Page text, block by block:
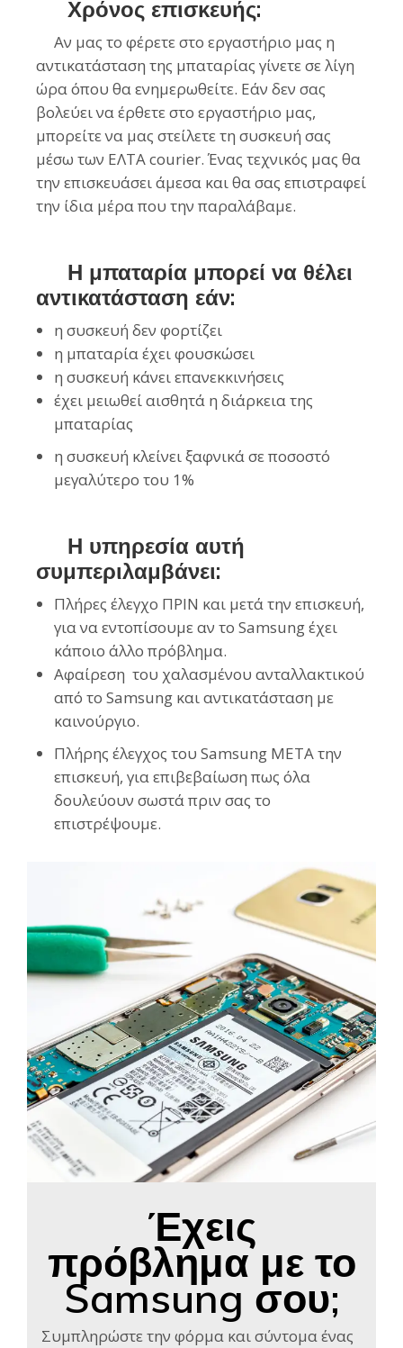
Χρόνος επισκευής:
Αν μας το φέρετε στο εργαστήριο μας η
αντικατάσταση της μπαταρίας γίνετε σε λίγη
ώρα όπου θα ενημερωθείτε. Εάν δεν σας
βολεύει να έρθετε στο εργαστήριο μας,
μπορείτε να μας στείλετε τη συσκευή σας
μέσω των ΕΛΤΑcourier. Ένας τεχνικός μας θα
την επισκευάσει άμεσα και θα σας επιστραφεί
την ίδια μέρα που την παραλάβαμε.
Η μπαταρία μπορεί να θέλει
αντικατάσταση εάν:
η συσκευή δεν φορτίζει
η μπαταρία έχει φουσκώσει
η συσκευή κάνει επανεκκινήσεις
έχει μειωθεί αισθητά η διάρκεια της
μπαταρίας
η συσκευή κλείνει ξαφνικά σε ποσοστό
μεγαλύτερο του 1%
Η υπηρεσία αυτή
συμπεριλαμβάνει:
Πλήρες έλεγχο ΠΡΙΝ και μετά την επισκευή,
για να εντοπίσουμε αν το Samsung έχει
κάποιο άλλο πρόβλημα.
Αφαίρεση του χαλασμένου ανταλλακτικού
από το Samsung και αντικατάσταση με
καινούργιο.
Πλήρης έλεγχος του Samsung ΜΕΤΑ την
επισκευή, για επιβεβαίωση πως όλα
δουλεύουν σωστά πριν σας το
επιστρέψουμε.
Έχεις
πρόβλημα με το
Samsung σου;
Συμπληρώστε την φόρμα και σύντομα ένας